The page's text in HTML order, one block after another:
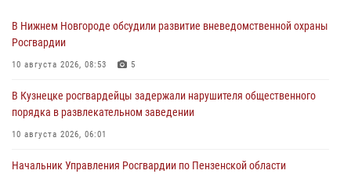
В Нижнем Новгороде обсудили развитие вневедомственной охраны
Росгвардии
10 августа 2026, 08:53 5
В Кузнецке росгвардейцы задержали нарушителя общественного
порядка в развлекательном заведении
10 августа 2026, 06:01
Начальник Управления Росгвардии по Пензенской области